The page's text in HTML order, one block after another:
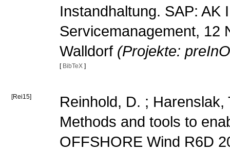
Instandhaltung. SAP: AK
Servicemanagement, 12
Walldorf (Projekte:
[ BibTeX ]
[Rei15]
Reinhold, D. ;
Methods and tools to
OFFSHORE Wind R6D